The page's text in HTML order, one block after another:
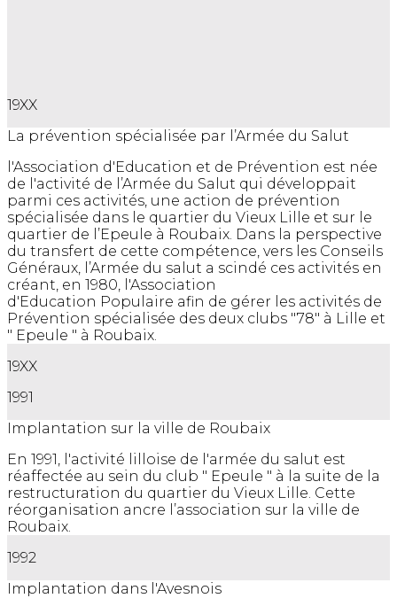
19XX
La prévention spécialisée par l’Armée du Salut
l'Association d'Education et de Prévention est née
de l'activité de l’Armée du Salut qui développait
parmi ces activités, une action de prévention
spécialisée dans le quartier du Vieux Lille et sur le
quartier de l’Epeule à Roubaix. Dans la perspective
du transfert de cette compétence, vers les Conseils
Généraux, l’Armée du salut a scindé ces activités en
créant, en 1980, l'Association
d'Education Populaire afin de gérer les activités de
Prévention spécialisée des deux clubs "78" à Lille et
" Epeule " à Roubaix.
19XX
1991
Implantation sur la ville de Roubaix
En 1991, l'activité lilloise de l'armée du salut est
réaffectée au sein du club " Epeule " à la suite de la
restructuration du quartier du Vieux Lille. Cette
réorganisation ancre l’association sur la ville de
Roubaix.
1992
Implantation dans l'Avesnois